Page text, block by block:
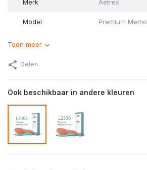
Merk Aetrex
Model Premium
Toon meer
Delen
Ook beschikbaar in andere kleuren